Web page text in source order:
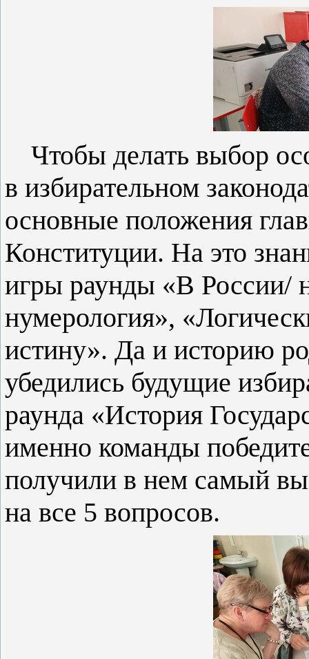
Чтобы делать выбор
в избирательном
основные положения
Конституции. На это
игры раунды «В России/
нумерология»,
истину». Да и историю
убедились будущие
раунда «История
именно команды
получили в нем самый
на все 5 вопросов.